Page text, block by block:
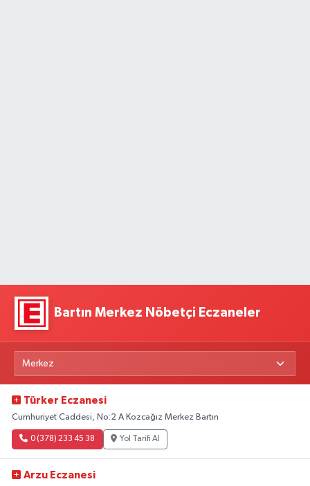
Bartın Merkez Nöbetçi Eczaneler
Türker Eczanesi
Cumhuriyet Caddesi, No:2 A Kozcağız Merkez Bartın
0 (378) 233 45 38 Yol Tarifi Al
Arzu Eczanesi